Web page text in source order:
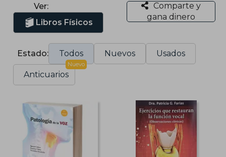
Ver:
Libros Físicos
Comparte y
gana dinero
Estado: Todos Nuevos Usados
Anticuarios
Nuevo